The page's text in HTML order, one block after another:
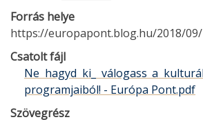
Forrás helye
https://europapont.blog.hu/2018/
Csatolt fájl
Ne hagyd ki_ válogass a
programjaiból! - Európa Pont.pdf
Szövegrész